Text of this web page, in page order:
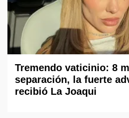
Tremendo vaticinio: 8
separación, la fuerte
recibió La Joaqui